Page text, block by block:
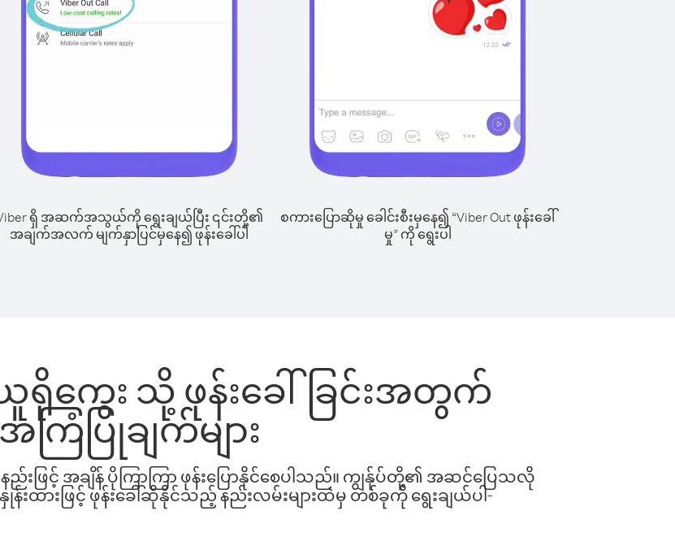
ရှိ အဆက်အသွယ်ကို ရွေးချယ်ပြီး ၎င်းတို့၏
အချက်အလက် မျက်နှာပြင်မှနေ၍ ဖုန်းခေါ်ပါ
စကားပြောဆိုမှု ခေါင်းစီးမှနေ၍ “Viber Out ဖုန်းခေါ်
မှု” ကို ရွေးပါ
ယူရိုကွေး သို့ ဖုန်းခေါ်ခြင်းအတွက်
အကြံပြုချက်များ
ဖြင့် အချိန် ပိုကြာကြာ ဖုန်းပြောနိုင်စေပါသည်။ ကျွန်ုပ်တို့၏ အဆင်ပြေသလို
းထားဖြင့် ဖုန်းခေါ်ဆိုနိုင်သည့် နည်းလမ်းများထဲမှ တစ်ခုကို ရွေးချယ်ပါ-